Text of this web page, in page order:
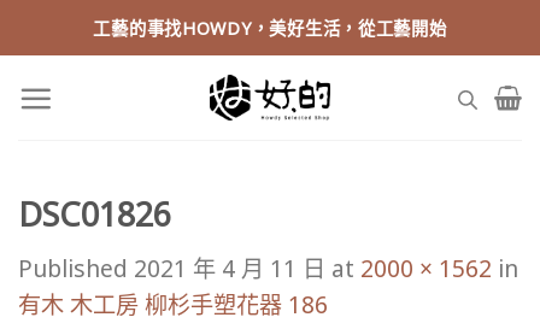
to
content
工藝的事找HOWDY，美好生活，從工藝開始
DSC01826
Published 2021 年 4 月 11 日 at 2000 × 1562 in
有木 木工房 柳杉手塑花器 186